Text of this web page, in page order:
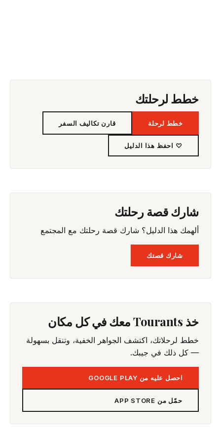
خطط لرحلتك
خطط لرحلة قارن تكاليف السفر
♡ احفظ هذا الدليل
شارك قصة رحلتك
ألهمك هذا الدليل؟ شارك قصة رحلتك مع المجتمع
شارك قصتك
خذ Tourants معك في كل مكان
خطط لرحلاتك، اكتشف الجواهر الخفية، وتنقل بسهولة
— كل ذلك في جيبك.
احصل عليه من GOOGLE PLAY
حمّل من APP STORE